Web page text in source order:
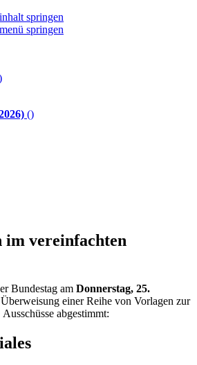
springen
springen
()
im vereinfachten
Bundestag am Donnerstag, 25.
einer Reihe von Vorlagen zur
abgestimmt: